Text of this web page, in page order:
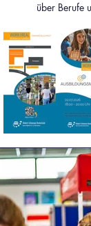
über Berufe